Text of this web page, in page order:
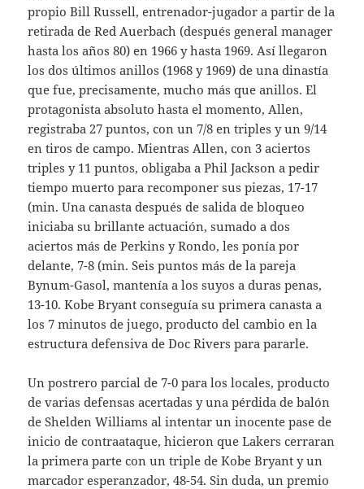
propio Bill Russell, entrenador-jugador a partir de la
retirada de Red Auerbach (después general manager
hasta los años 80) en 1966 y hasta 1969. Así llegaron
los dos últimos anillos (1968 y 1969) de una dinastía
que fue, precisamente, mucho más que anillos. El
protagonista absoluto hasta el momento, Allen,
registraba 27 puntos, con un 7/8 en triples y un 9/14
en tiros de campo. Mientras Allen, con 3 aciertos
triples y 11 puntos, obligaba a Phil Jackson a pedir
tiempo muerto para recomponer sus piezas, 17-17
(min. Una canasta después de salida de bloqueo
iniciaba su brillante actuación, sumado a dos
aciertos más de Perkins y Rondo, les ponía por
delante, 7-8 (min. Seis puntos más de la pareja
Bynum-Gasol, mantenía a los suyos a duras penas,
13-10. Kobe Bryant conseguía su primera canasta a
los 7 minutos de juego, producto del cambio en la
estructura defensiva de Doc Rivers para pararle.
Un postrero parcial de 7-0 para los locales, producto
de varias defensas acertadas y una pérdida de balón
de Shelden Williams al intentar un inocente pase de
inicio de contraataque, hicieron que Lakers cerraran
la primera parte con un triple de Kobe Bryant y un
marcador esperanzador, 48-54. Sin duda, un premio